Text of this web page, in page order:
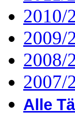
2010/
2009/
2008/
2007/
Alle